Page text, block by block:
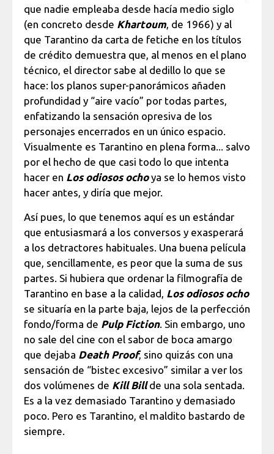
que nadie empleaba desde hacía medio siglo
(en concreto desde Khartoum , de 1966) y al
que Tarantino da carta de fetiche en los títulos
de crédito demuestra que, al menos en el plano
técnico, el director sabe al dedillo lo que se
hace: los planos super-panorámicos añaden
profundidad y “aire vacío” por todas partes,
enfatizando la sensación opresiva de los
personajes encerrados en un único espacio.
Visualmente es Tarantino en plena forma... salvo
por el hecho de que casi todo lo que intenta
hacer en Los odiosos ochoya se lo hemos visto
hacer antes, y diría que mejor.
Así pues, lo que tenemos aquí es un estándar
que entusiasmará a los conversos y exasperará
a los detractores habituales. Una buena película
que, sencillamente, es peor que la suma de sus
partes. Si hubiera que ordenar la filmografía de
Tarantino en base a la calidad, Los odiosos ocho
se situaría en la parte baja, lejos de la perfección
fondo/forma de Pulp Fiction. Sin embargo, uno
no sale del cine con el sabor de boca amargo
que dejaba Death Proof, sino quizás con una
sensación de “bistec excesivo” similar a ver los
dos volúmenes de Kill Billde una sola sentada.
Es a la vez demasiado Tarantino y demasiado
poco. Pero es Tarantino, el maldito bastardo de
siempre.